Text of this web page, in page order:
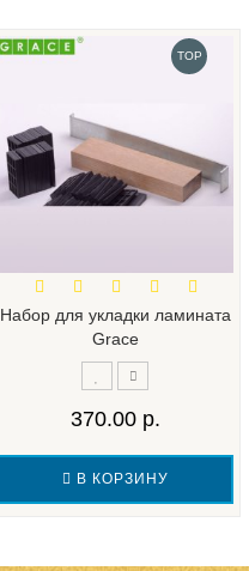
TOP
Набор для укладки ламината
Grace
370.00 р.
В КОРЗИНУ